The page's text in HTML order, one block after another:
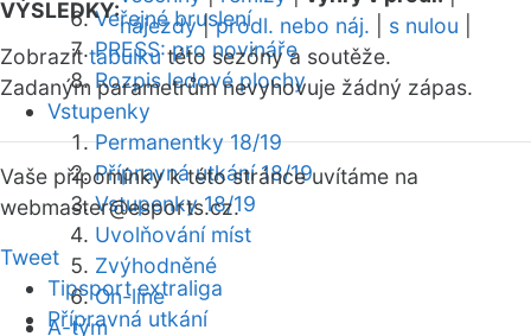
Veřejné bruslení
PRESS: pro novináře
Rozpis ledové plochy
Vstupenky
Permanentky 18/19
Přípravná utkání 18/19
Vstupenky 18/19
Uvolňování míst
Zvýhodněné
On-line
A-tým
VÝSLEDKY:
nájezdy|prodl. nebo náj. s nulou
Zobrazittabulkutéto sezóny a soutěže.
Zadaným parametrům nevyhovuje žádný zápas.
Vaše připomínky k této stránce uvítáme na
webmaster@esports.cz.
Tweet
Tipsport extraliga
Přípravná utkání